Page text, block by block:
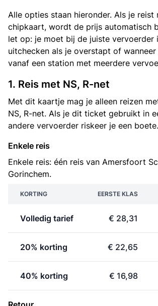
Alle opties staan hieronder. Als je
chipkaart, wordt de prijs automatisch
let op: je moet bij de juiste vervoerder
uitchecken als je overstapt of
vanaf een station met meerdere
1. Reis met NS, R-net
Met dit kaartje mag je alleen reizen
NS, R-net. Als je dit ticket gebruikt in
andere vervoerder riskeer je een boete.
Enkele reis
Enkele reis: één reis van Amersfoort
Gorinchem.
KORTING EERSTE KLAS
Volledig tarief € 28,31
20% korting € 22,65
40% korting € 16,98